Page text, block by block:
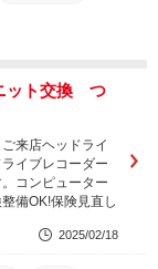
ット交換 つ
来店ヘッドライ
イブレコーダー
コンピューター
備OK!保険見直し
2025/02/18